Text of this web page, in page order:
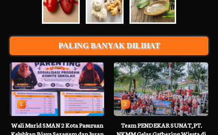
PALING BANYAK DILIHAT
1
Wali Murid SMAN 2 Kota Pasuruan
2
Team PENDEKAR SUNAT,PT.